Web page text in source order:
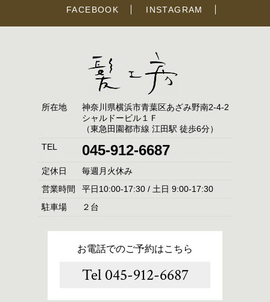
FACEBOOK
INSTAGRAM
所在地
神奈川県横浜市青葉区あざみ野南2-4-2
シャルドービル１Ｆ
（東急田園都市線 江田駅 徒歩6分）
TEL
045-912-6687
定休日
毎週月火休み
営業時間
平日10:00-17:30 / 土日 9:00-17:30
駐車場
２台
お電話でのご予約はこちら
Tel 045-912-6687